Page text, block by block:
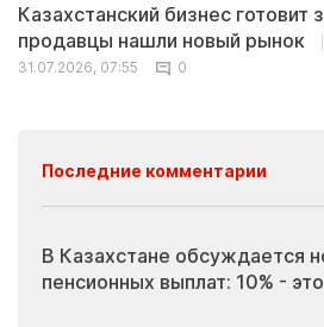
Казахстанский бизнес готовит
продавцы нашли новый рынок
31.07.2026, 07:55
0
Последние комментарии
В Казахстане обсуждается
пенсионных выплат: 10% -